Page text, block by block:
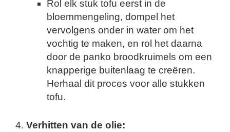
Rol elk stuk tofu eerst in de
bloemmengeling, dompel het
vervolgens onder in water om het
vochtig te maken, en rol het daarna
door de panko broodkruimels om een
knapperige buitenlaag te creëren.
Herhaal dit proces voor alle stukken
tofu.
Verhitten van de olie: